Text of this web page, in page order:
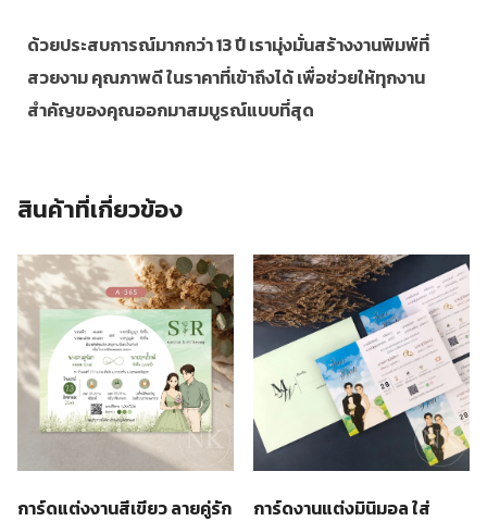
ด้วยประสบการณ์มากกว่า 13 ปี เรามุ่งมั่นสร้างงานพิมพ์ที่
สวยงาม คุณภาพดี ในราคาที่เข้าถึงได้ เพื่อช่วยให้ทุกงาน
สำคัญของคุณออกมาสมบูรณ์แบบที่สุด
สินค้าที่เกี่ยวข้อง
การ์ดแต่งงานสีเขียว ลายคู่รัก
การ์ดงานแต่งมินิมอล ใส่